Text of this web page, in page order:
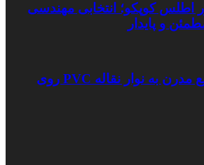
اطلس کوپکو؛ انتخابی مهندسی
و پایدار
۵ دلیل که صنایع مدرن به نوار نقاله PVC روی